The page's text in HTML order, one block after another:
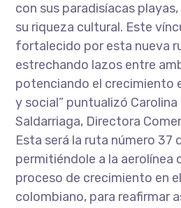
con sus paradisíacas
su riqueza cultural. Este
fortalecido por esta nueva
estrechando lazos entre
potenciando el crecimiento
y social” puntualizó
Saldarriaga, Directora
Esta será la ruta número 37
permitiéndole a la aerolínea
proceso de crecimiento en
colombiano, para reafirmar